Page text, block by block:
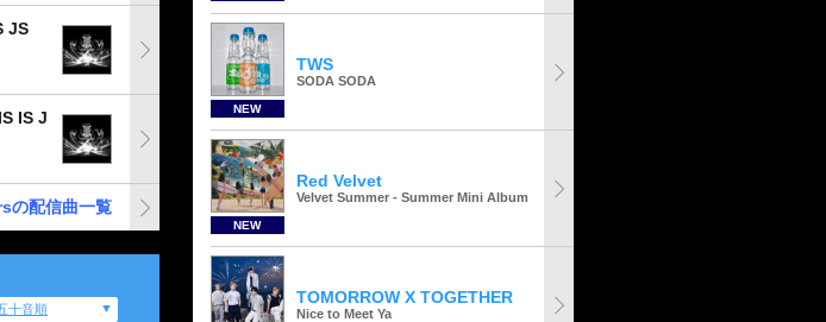
JS
IS J
の配信曲一覧
十音順
NEW
TWS
SODA SODA
NEW
Red Velvet
Velvet Summer - Summer Mini Album
TOMORROW X TOGETHER
Nice to Meet Ya